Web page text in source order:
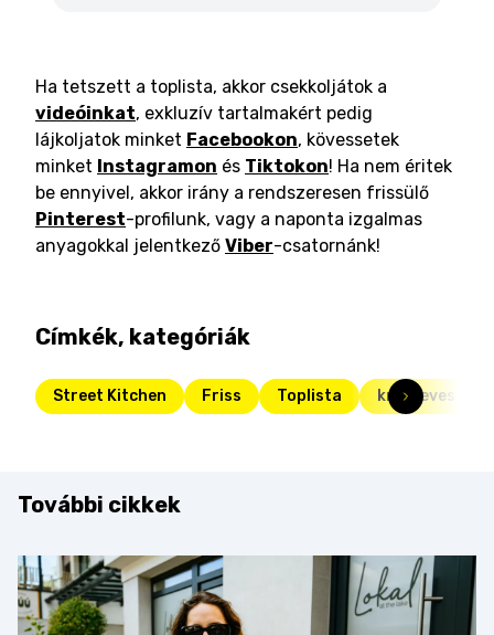
Ha tetszett a toplista, akkor csekkoljátok a
videóinkat, exkluzív tartalmakért pedig
lájkoljatok minket Facebookon, kövessetek
minket Instagramon és Tiktokon! Ha nem éritek
be ennyivel, akkor irány a rendszeresen frissülő
Pinterest-profilunk, vagy a naponta izgalmas
anyagokkal jelentkező Viber-csatornánk!
Címkék, kategóriák
Street Kitchen Friss Toplista krémleves
További cikkek